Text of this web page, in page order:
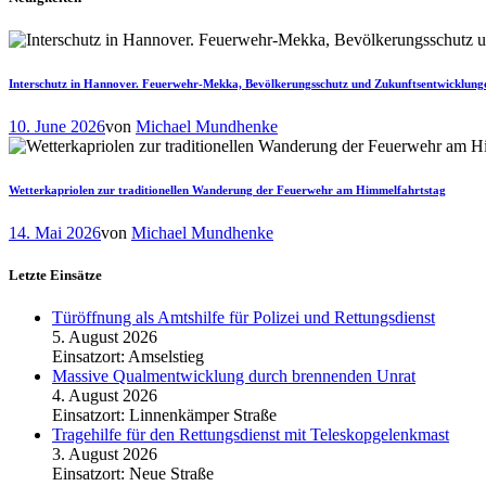
Interschutz in Hannover. Feuerwehr-Mekka, Bevölkerungsschutz und
10. June 2026von Michael Mundhenke
Wetterkapriolen zur traditionellen Wanderung der Feuerwehr am Himmelfahrtstag
14. Mai 2026von Michael Mundhenke
Letzte Einsätze
Türöffnung als Amtshilfe für Polizei und Rettungsdienst
5. August 2026
Einsatzort: Amselstieg
Massive Qualmentwicklung durch brennenden Unrat
4. August 2026
Einsatzort: Linnenkämper Straße
Tragehilfe für den Rettungsdienst mit Teleskopgelenkmast
3. August 2026
Einsatzort: Neue Straße